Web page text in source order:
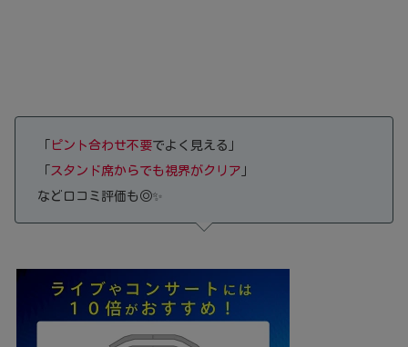
ピント合わせ不要でよく見える」
スタンド席からでも視界がクリア
など口コミ評価も◎✨